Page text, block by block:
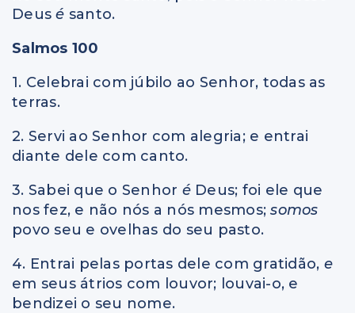
Deusé santo.
Salmos 100
1. Celebrai com júbilo ao Senhor, todas as
terras.
2. Servi ao Senhor com alegria; e entrai
diante dele com canto.
3. Sabei que o Senhor é Deus; foi ele que
nos fez, e não nós a nós mesmos;somos
povo seu e ovelhas do seu pasto.
4. Entrai pelas portas dele com gratidão, e
em seus átrios com louvor; louvai-o, e
bendizei o seu nome.